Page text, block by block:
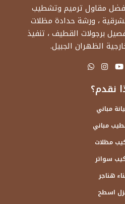
أفضل مقاول ترميم وتشطيب
، ورشة حدادة مظلات
برجولات القطيف ، تنفيذ
الظهران الجبيل.
نقدم؟
مباني
مباني
مظلات
سواتر
هناجر
اسطح